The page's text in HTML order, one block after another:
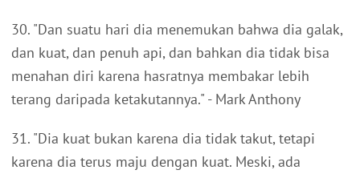
30. "Dan suatu hari dia menemukan bahwa dia galak,
dan kuat, dan penuh api, dan bahkan dia tidak bisa
menahan diri karena hasratnya membakar lebih
terang daripada ketakutannya." - Mark Anthony
31. "Dia kuat bukan karena dia tidak takut, tetapi
karena dia terus maju dengan kuat. Meski, ada